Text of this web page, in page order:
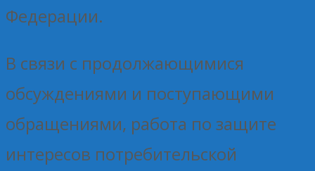
Федерации.
В связи с продолжающимися
обсуждениями и поступающими
обращениями, работа по защите
интересов потребительской